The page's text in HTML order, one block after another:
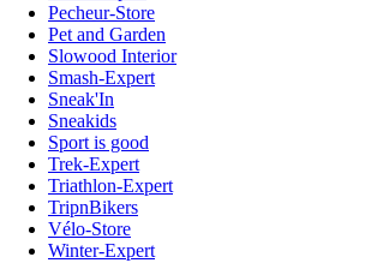
Pecheur-Store
Pet and Garden
Slowood Interior
Smash-Expert
Sneak'In
Sneakids
Sport is good
Trek-Expert
Triathlon-Expert
TripnBikers
Vélo-Store
Winter-Expert